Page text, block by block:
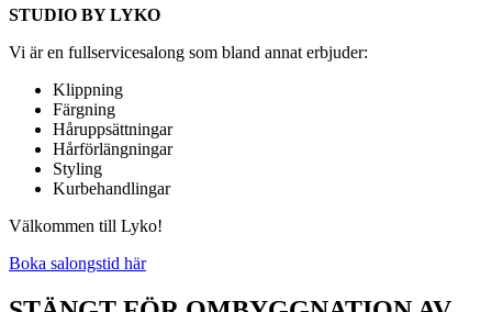
STUDIO BY LYKO
Vi är en fullservicesalong som bland annat erbjuder:
Klippning
Färgning
Håruppsättningar
Hårförlängningar
Styling
Kurbehandlingar
Välkommen till Lyko!
Boka salongstid här